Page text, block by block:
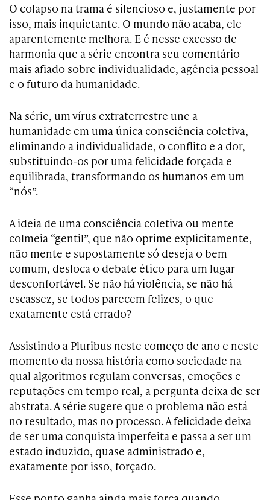
O colapso na trama é silencioso e, justamente por
isso, mais inquietante. O mundo não acaba, ele
aparentemente melhora. E é nesse excesso de
harmonia que a série encontra seu comentário
mais afiado sobre individualidade, agência pessoal
e o futuro da humanidade.
Na série, um vírus extraterrestre une a
humanidade em uma única consciência coletiva,
eliminando a individualidade, o conflito e a dor,
substituindo-os por uma felicidade forçada e
equilibrada, transformando os humanos em um
“nós”.
A ideia de uma consciência coletiva ou mente
colmeia “gentil”, que não oprime explicitamente,
não mente e supostamente só deseja o bem
comum, desloca o debate ético para um lugar
desconfortável. Se não há violência, se não há
escassez, se todos parecem felizes, o que
exatamente está errado?
Assistindo a Pluribus neste começo de ano e neste
momento da nossa história como sociedade na
qual algoritmos regulam conversas, emoções e
reputações em tempo real, a pergunta deixa de ser
abstrata. A série sugere que o problema não está
no resultado, mas no processo. A felicidade deixa
de ser uma conquista imperfeita e passa a ser um
estado induzido, quase administrado e,
exatamente por isso, forçado.